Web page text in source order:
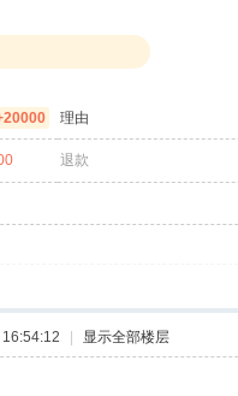
理由
退款
| 显示全部楼层